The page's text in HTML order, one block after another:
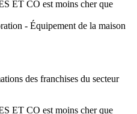
ET CO est moins cher que
- Équipement de la maison
des franchises du secteur
ET CO est moins cher que